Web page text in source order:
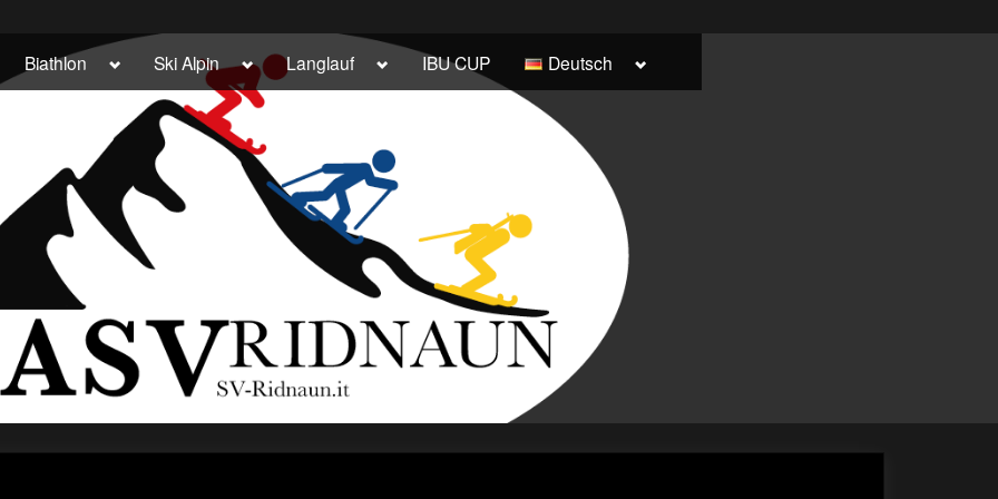
Biathlon Toggle
menu
Ski Alpin Toggle
sub-
menu
Langlauf Toggle
menu
IBU CUP Deutsch Toggle
menu
Italiano